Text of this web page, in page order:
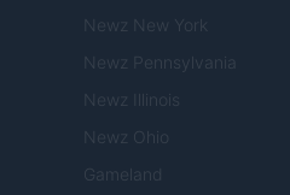
Newz New York
Newz Pennsylvania
Newz Illinois
Newz Ohio
Gameland